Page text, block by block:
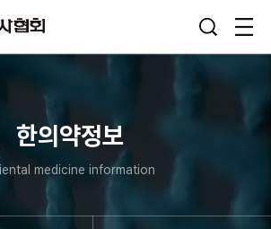
한의약정보
medicine information